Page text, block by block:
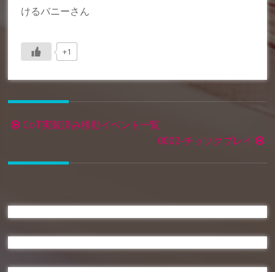
けるバニーさん
+1
投
ナ
ー
ョ
ン
CoT実装済み移動イベント一覧
0002-チッソクプレイ